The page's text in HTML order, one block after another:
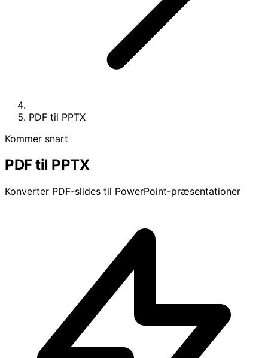
PDF til PPTX
Kommer snart
PDF til PPTX
Konverter PDF-slides til PowerPoint-præsentationer